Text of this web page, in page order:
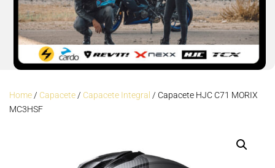
Home/ Capacete/ Capacete Integral / Capacete HJC C71 MORIX
MC3HSF